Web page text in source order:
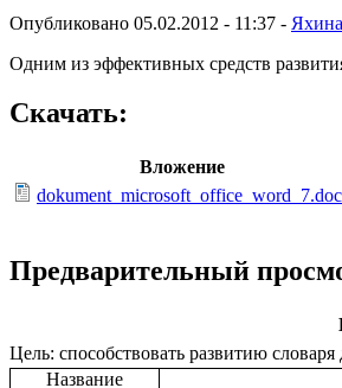
Опубликовано 05.02.2012 - 11:37 -
Одним из эффективных средств
Скачать:
Вложение
Предварительный
Цель: способствовать развитию
Название